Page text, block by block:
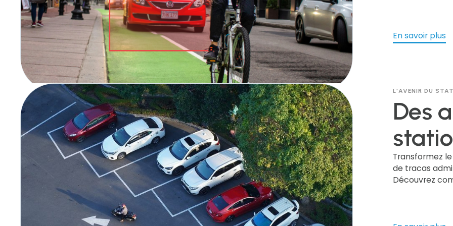
précise.
En savoir plus
L'AVENIR DU
Des
Transformez
de tracas
Découvrez